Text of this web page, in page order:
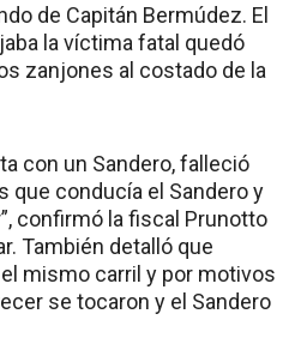
de Capitán Bermúdez. El
la víctima fatal quedó
zanjones al costado de la
con un Sandero, falleció
que conducía el Sandero y
confirmó la fiscal Prunotto
También detalló que
mismo carril y por motivos
se tocaron y el Sandero